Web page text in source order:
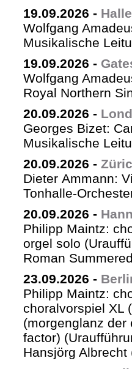
19.09.2026 - Halle
Wolfgang
Musikalische
19.09.2026 -
Wolfgang
Royal Northern
20.09.2026 -
Georges Bizet:
Musikalische
20.09.2026 -
Dieter Ammann:
Tonhalle-
20.09.2026 -
Philipp Maintz:
orgel solo
Roman
23.09.2026 -
Philipp Maintz:
choralvorspiel XL
(morgenglanz der
factor)
Hansjörg Albrecht